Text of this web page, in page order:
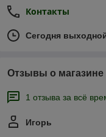
Контакты
Сегодня
Отзывы о магазине
1 отзыва за всё
Игорь